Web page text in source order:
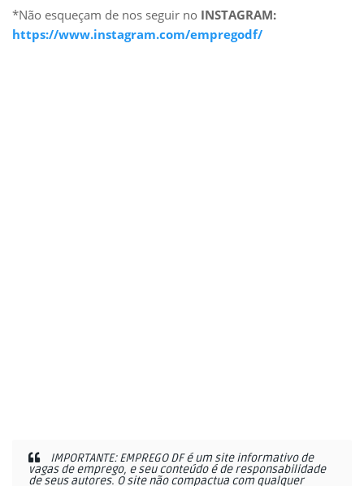
*Não esqueçam de nos seguir no INSTAGRAM:
https://www.instagram.com/empregodf/
IMPORTANTE: EMPREGO DF é um site informativo de
vagas de emprego, e seu conteúdo é de responsabilidade
de seus autores. O site não compactua com qualquer